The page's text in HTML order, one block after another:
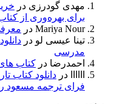
مهدی گودرزی در
برای بهره‌وری از
Mariya Nour در
تینا عیسی لو در
مدرسی
احمدرضا در کتاب
در دانلود کتاب
فرای ترجمه مسعود